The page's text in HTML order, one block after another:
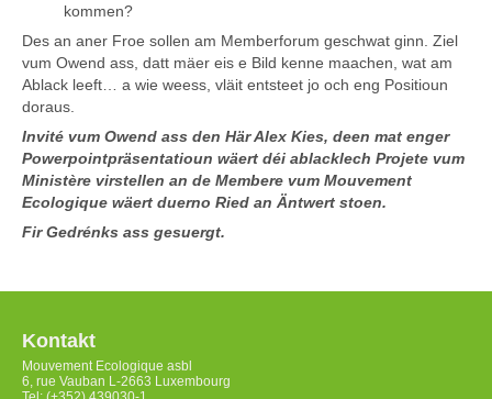
kommen?
Des an aner Froe sollen am Memberforum geschwat ginn. Ziel
vum Owend ass, datt mäer eis e Bild kenne maachen, wat am
Ablack leeft… a wie weess, vläit entsteet jo och eng Positioun
doraus.
Invité vum Owend ass den Här Alex Kies, deen mat enger
Powerpointpräsentatioun wäert déi ablacklech Projete vum
Ministère virstellen an de Membere vum Mouvement
Ecologique wäert duerno Ried an Äntwert stoen.
Fir Gedrénks ass gesuergt.
Kontakt
Mouvement Ecologique asbl
6, rue Vauban L-2663 Luxembourg